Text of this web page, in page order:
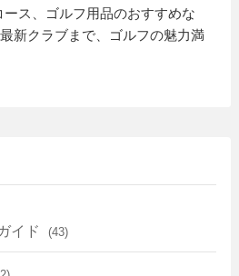
ース、ゴルフ用品のおすすめな
新クラブまで、ゴルフの魅力満
イド (43)